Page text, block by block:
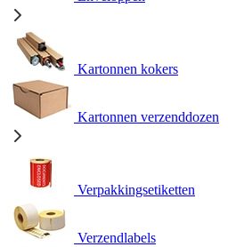
Kartonnen kokers
Kartonnen verzenddozen
Verpakkingsetiketten
Verzendlabels